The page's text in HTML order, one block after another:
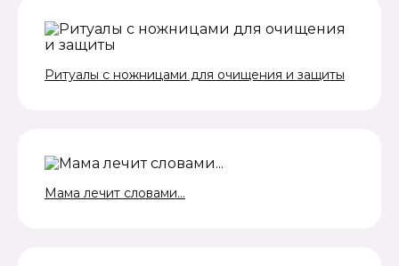
Ритуалы с ножницами для очищения и защиты
Мама лечит словами...